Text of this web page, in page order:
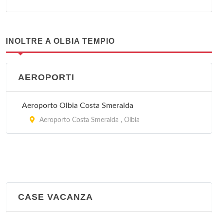
INOLTRE A OLBIA TEMPIO
AEROPORTI
Aeroporto Olbia Costa Smeralda
Aeroporto Costa Smeralda , Olbia
CASE VACANZA